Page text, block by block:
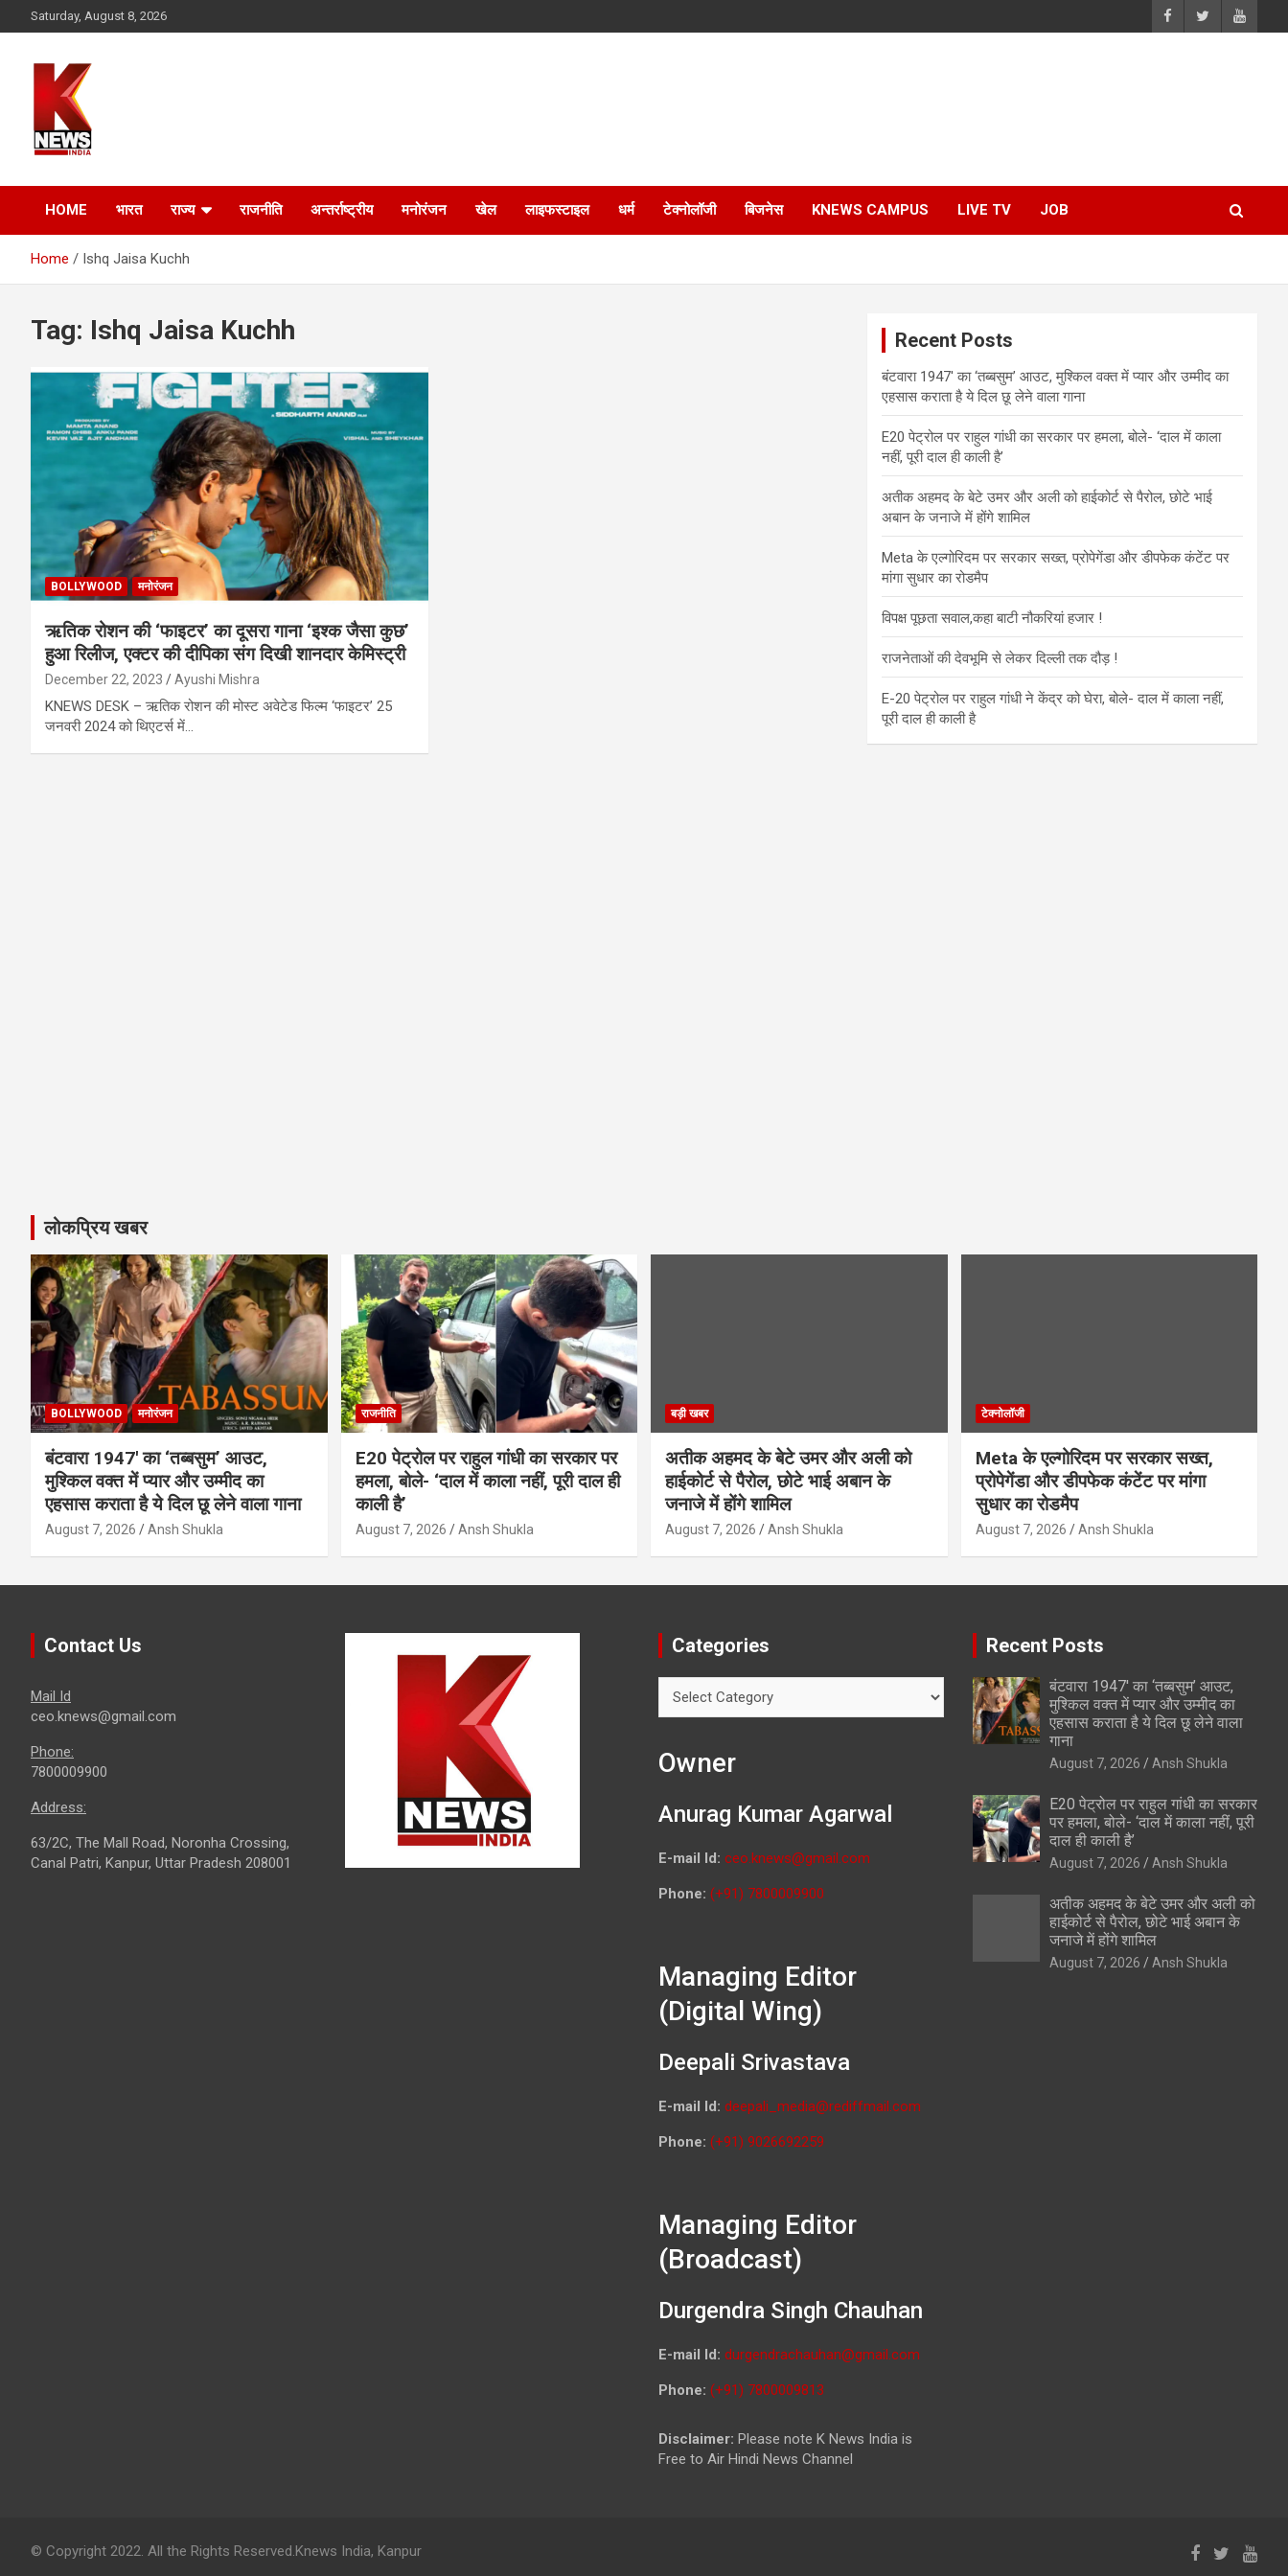
to
Saturday, August 8, 2026
HOME भारत राज्य राजनीति अन्तर्राष्ट्रीय मनोरंजन खेल लाइफस्टाइल धर्म टेक्नोलॉजी बिजनेस KNEWS CAMPUS LIVE TV JOB
Home Ishq Jaisa Kuchh
Tag: Ishq Jaisa Kuchh
BOLLYWOOD मनोरंजन
ऋतिक रोशन की ‘फाइटर’ का दूसरा गाना ‘इश्क जैसा कुछ’
हुआ रिलीज, एक्टर की दीपिका संग दिखी शानदार केमिस्ट्री
December 22, 2023 Ayushi Mishra
KNEWS DESK – ऋतिक रोशन की मोस्ट अवेटेड फिल्म ‘फाइटर’ 25
जनवरी 2024 को थिएटर्स में…
Recent Posts
बंटवारा 1947′ का ‘तब्बसुम’ आउट, मुश्किल वक्त में प्यार और उम्मीद का
एहसास कराता है ये दिल छू लेने वाला गाना
E20 पेट्रोल पर राहुल गांधी का सरकार पर हमला, बोले- ‘दाल में काला
नहीं, पूरी दाल ही काली है’
अतीक अहमद के बेटे उमर और अली को हाईकोर्ट से पैरोल, छोटे भाई
अबान के जनाजे में होंगे शामिल
Meta के एल्गोरिदम पर सरकार सख्त, प्रोपेगेंडा और डीपफेक कंटेंट पर
मांगा सुधार का रोडमैप
विपक्ष पूछता सवाल,कहा बाटी नौकरियां हजार !
राजनेताओं की देवभूमि से लेकर दिल्ली तक दौड़ !
E-20 पेट्रोल पर राहुल गांधी ने केंद्र को घेरा, बोले- दाल में काला नहीं,
पूरी दाल ही काली है
लोकप्रिय खबर
BOLLYWOOD मनोरंजन
बंटवारा 1947′ का ‘तब्बसुम’ आउट,
मुश्किल वक्त में प्यार और उम्मीद का
एहसास कराता है ये दिल छू लेने वाला गाना
August 7, 2026 Ansh Shukla
राजनीति
E20 पेट्रोल पर राहुल गांधी का सरकार पर
हमला, बोले- ‘दाल में काला नहीं, पूरी दाल ही
काली है’
August 7, 2026 Ansh Shukla
बड़ी खबर
अतीक अहमद के बेटे उमर और अली को
हाईकोर्ट से पैरोल, छोटे भाई अबान के
जनाजे में होंगे शामिल
August 7, 2026 Ansh Shukla
टेक्नोलॉजी
Meta के एल्गोरिदम पर सरकार सख्त,
प्रोपेगेंडा और डीपफेक कंटेंट पर मांगा
सुधार का रोडमैप
August 7, 2026 Ansh Shukla
Contact Us
Mail Id
ceo.knews@gmail.com
Phone:
7800009900
Address:
63/2C, The Mall Road, Noronha Crossing,
Canal Patri, Kanpur, Uttar Pradesh 208001
Categories
Owner
Anurag Kumar Agarwal
E-mail Id: ceo.knews@gmail.com
Phone: (+91) 7800009900
Managing Editor
(Digital Wing)
Deepali Srivastava
E-mail Id: deepali_media@rediffmail.com
Phone: (+91) 9026692259
Managing Editor
(Broadcast)
Durgendra Singh Chauhan
E-mail Id: durgendrachauhan@gmail.com
Phone: (+91) 7800009813
Disclaimer: Please note K News India is
Free to Air Hindi News Channel
Recent Posts
बंटवारा 1947′ का ‘तब्बसुम’ आउट,
मुश्किल वक्त में प्यार और उम्मीद का
एहसास कराता है ये दिल छू लेने वाला
गाना
August 7, 2026 Ansh Shukla
E20 पेट्रोल पर राहुल गांधी का सरकार
पर हमला, बोले- ‘दाल में काला नहीं, पूरी
दाल ही काली है’
August 7, 2026 Ansh Shukla
अतीक अहमद के बेटे उमर और अली को
हाईकोर्ट से पैरोल, छोटे भाई अबान के
जनाजे में होंगे शामिल
August 7, 2026 Ansh Shukla
© Copyright 2022. All the Rights Reserved.Knews India, Kanpur